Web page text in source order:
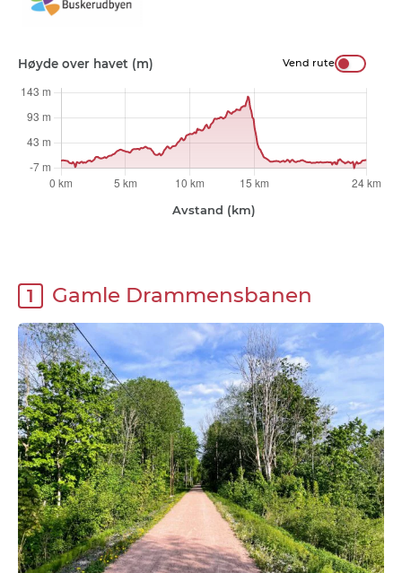
Høyde over havet (m) Vend rute
1 Gamle Drammensbanen